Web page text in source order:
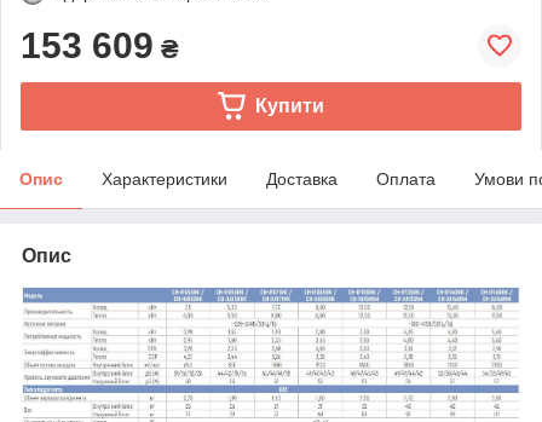
153 609 ₴
Купити
Опис Характеристики Доставка Оплата Умови
Опис